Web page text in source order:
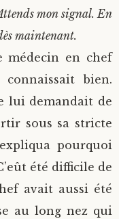
mon signal. En
maintenant.
médecin en chef
bien.
lui demandait de
sous sa stricte
pourquoi
été difficile de
avait aussi été
au long nez qui